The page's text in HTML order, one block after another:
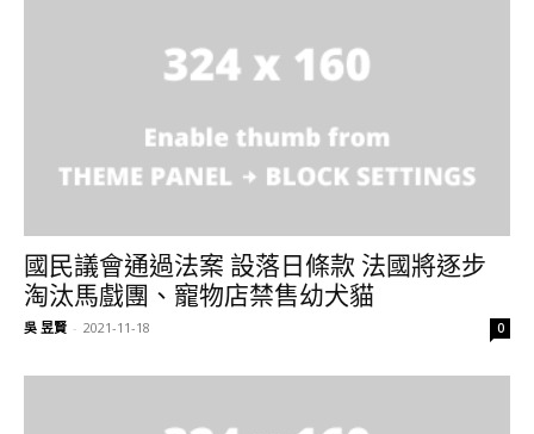
國民議會通過法案 設落日條款 法國將逐步
淘汰馬戲團、寵物店禁售幼犬貓
吳 昱賢 - 2021-11-18 0